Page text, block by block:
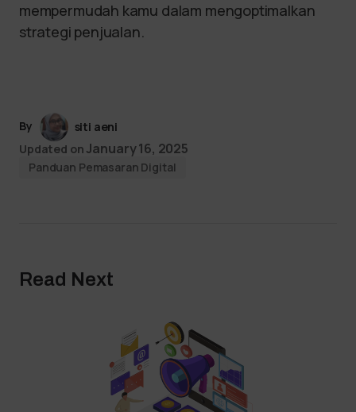
mempermudah kamu dalam mengoptimalkan
strategi penjualan.
By
siti aeni
Updated on January 16, 2025
Panduan Pemasaran Digital
Read Next